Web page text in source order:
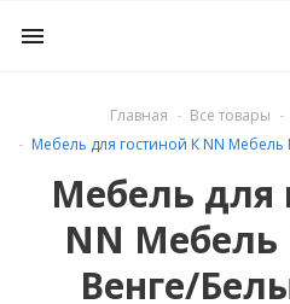
menu
Главная Все товары
Мебель для гостиной К NN
Мебель для
NN
Венге/